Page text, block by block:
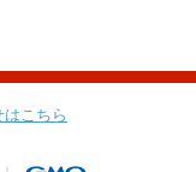
こちら